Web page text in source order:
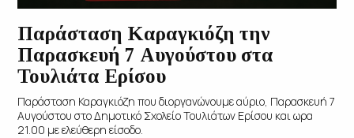
Παράσταση Καραγκιόζη την
Παρασκευή 7 Αυγούστου στα
Τουλιάτα Ερίσου
Παράσταση Καραγκιόζη που διοργανώνουμε αύριο, Παρασκευή 7
Αυγούστου στο Δημοτικό Σχολείο Τουλιάτων Ερίσου και ωρα
21.00 με ελεύθερη είσοδο.